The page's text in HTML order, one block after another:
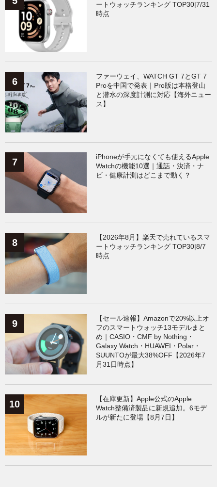
ートウォッチランキング TOP30|7/31
時点
ファーウェイ、WATCH GT 7とGT 7
Proを中国で発表｜Pro版は本格登山
と潜水の深度計測に対応【海外ニュー
ス】
iPhoneが手元になくても使えるApple
Watchの機能10選｜通話・決済・ナ
ビ・健康計測はどこまで動く？
【2026年8月】楽天で売れているスマ
ートウォッチランキング TOP30|8/7
時点
【セール速報】Amazonで20%以上オ
フのスマートウォッチ13モデルまと
め｜CASIO・CMF by Nothing・
Galaxy Watch・HUAWEI・Polar・
SUUNTOが最大38%OFF【2026年7
月31日時点】
【在庫更新】Apple公式のApple
Watch整備済製品に新規追加。6モデ
ルが新たに登場【8月7日】